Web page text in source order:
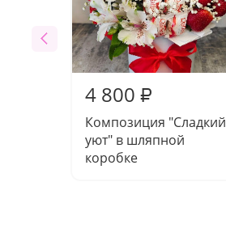
4 800 ₽
Композиция "Сладкий
уют" в шляпной
коробке